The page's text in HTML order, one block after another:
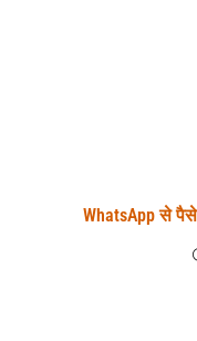
WhatsApp से